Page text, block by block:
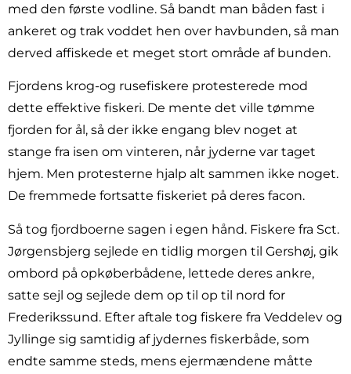
med den første vodline. Så bandt man båden fast i
ankeret og trak voddet hen over havbunden, så man
derved affiskede et meget stort område af bunden.
Fjordens krog-og rusefiskere protesterede mod
dette effektive fiskeri. De mente det ville tømme
fjorden for ål, så der ikke engang blev noget at
stange fra isen om vinteren, når jyderne var taget
hjem. Men protesterne hjalp alt sammen ikke noget.
De fremmede fortsatte fiskeriet på deres facon.
Så tog fjordboerne sagen i egen hånd. Fiskere fra Sct.
Jørgensbjerg sejlede en tidlig morgen til Gershøj, gik
ombord på opkøberbådene, lettede deres ankre,
satte sejl og sejlede dem op til op til nord for
Frederikssund. Efter aftale tog fiskere fra Veddelev og
Jyllinge sig samtidig af jydernes fiskerbåde, som
endte samme steds, mens ejermændene måtte